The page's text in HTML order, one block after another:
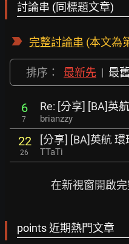
討論串 (同標題文章)
完整討論串 (本文為
排序： 最新先 | 最
6
7
Re: [分享] [BA]英
brianzzy
22
26
[分享] [BA]英航
TTaTi
在新視窗開啟
points 近期熱門文章